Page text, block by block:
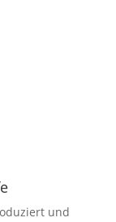
und